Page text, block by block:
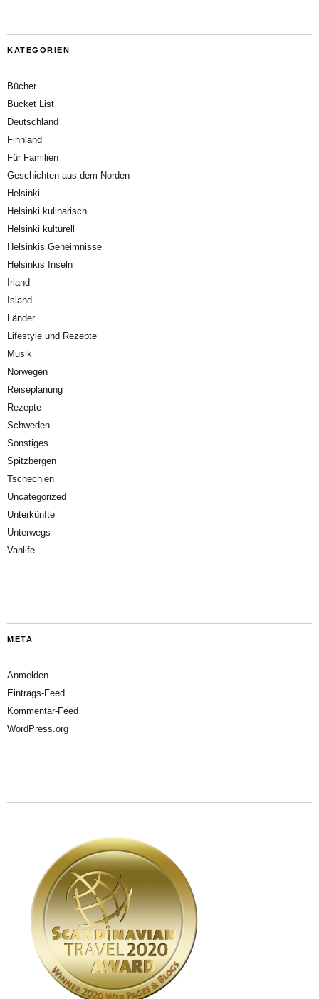
KATEGORIEN
Bücher
Bucket List
Deutschland
Finnland
Für Familien
Geschichten aus dem Norden
Helsinki
Helsinki kulinarisch
Helsinki kulturell
Helsinkis Geheimnisse
Helsinkis Inseln
Irland
Island
Länder
Lifestyle und Rezepte
Musik
Norwegen
Reiseplanung
Rezepte
Schweden
Sonstiges
Spitzbergen
Tschechien
Uncategorized
Unterkünfte
Unterwegs
Vanlife
META
Anmelden
Eintrags-Feed
Kommentar-Feed
WordPress.org